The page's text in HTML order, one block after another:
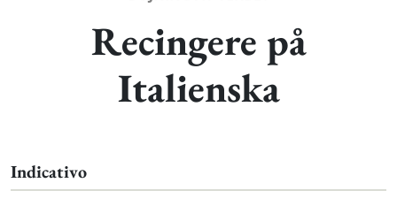
Recingere på
Italienska
Indicativo